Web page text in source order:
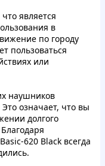
является
в
по городу
пользоваться
или
наушников
означает, что вы
долгого
620 Black всегда